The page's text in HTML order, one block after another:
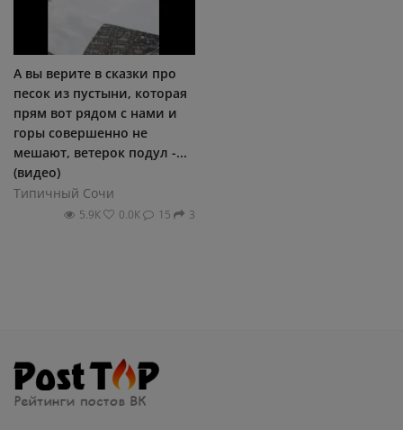
А вы верите в сказки про
песок из пустыни, которая
прям вот рядом с нами и
горы совершенно не
мешают, ветерок подул -...
(видео)
Типичный Сочи
5.9К 0.0К 15 3